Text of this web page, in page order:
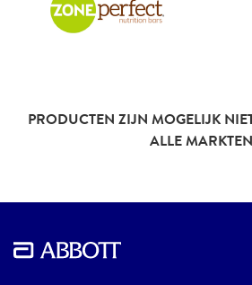
PRODUCTEN ZIJN MOGELIJK
ALLE MARKTEN